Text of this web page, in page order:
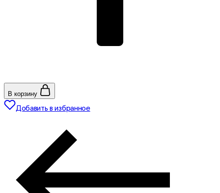
В корзину
Добавить в избранное